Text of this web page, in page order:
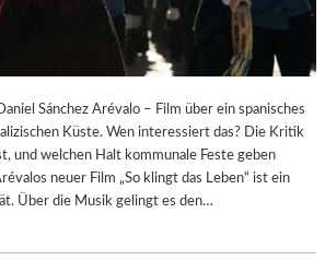
Sánchez Arévalo – Film über ein spanisches
Küste. Wen interessiert das? Die Kritik
und welchen Halt kommunale Feste geben
neuer Film „So klingt das Leben“ ist ein
Über die Musik gelingt es den…